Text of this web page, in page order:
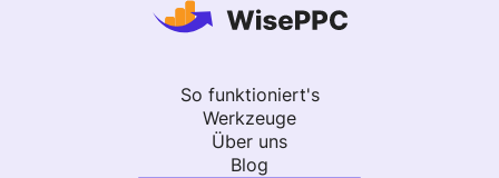
So funktioniert's
Werkzeuge
Über uns
Blog